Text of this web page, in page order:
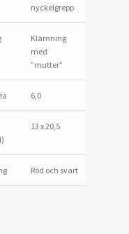
nyckelgrepp
Klämning
med
”mutter”
6,0
13 x 20,5
Röd och svart